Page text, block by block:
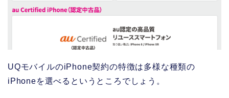
UQモバイルのiPhone契約の特徴は多様な種類の
iPhoneを選べるというところでしょう。